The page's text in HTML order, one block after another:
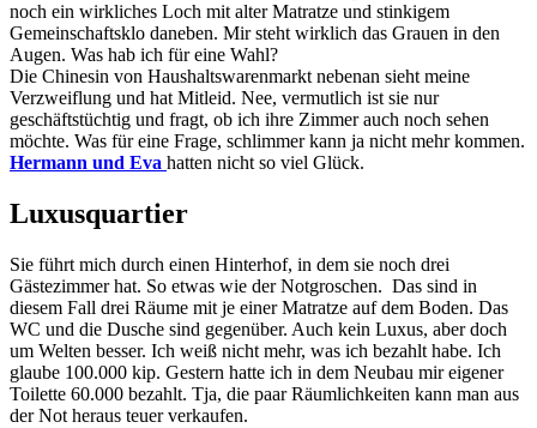
noch ein wirkliches Loch mit alter Matratze und stinkigem
Gemeinschaftsklo daneben. Mir steht wirklich das Grauen in den
Augen. Was hab ich für eine Wahl?
Die Chinesin von Haushaltswarenmarkt nebenan sieht meine
Verzweiflung und hat Mitleid. Nee, vermutlich ist sie nur
geschäftstüchtig und fragt, ob ich ihre Zimmer auch noch sehen
möchte. Was für eine Frage, schlimmer kann ja nicht mehr kommen.
Hermann und Eva hatten nicht so viel Glück.
Luxusquartier
Sie führt mich durch einen Hinterhof, in dem sie noch drei
Gästezimmer hat. So etwas wie der Notgroschen. Das sind in
diesem Fall drei Räume mit je einer Matratze auf dem Boden. Das
WC und die Dusche sind gegenüber. Auch kein Luxus, aber doch
um Welten besser. Ich weiß nicht mehr, was ich bezahlt habe. Ich
glaube 100.000 kip. Gestern hatte ich in dem Neubau mir eigener
Toilette 60.000 bezahlt. Tja, die paar Räumlichkeiten kann man aus
der Not heraus teuer verkaufen.